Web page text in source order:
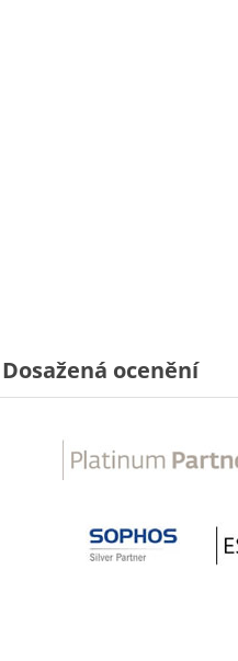
Dosažená ocenění